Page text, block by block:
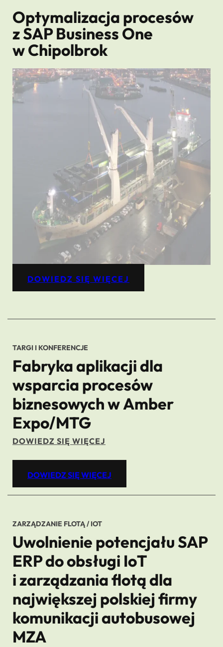
Optymalizacja procesów
z SAP Business One
w Chipolbrok
DOWIEDZ SIĘ WIĘCEJ
TARGI I KONFERENCJE
Fabryka aplikacji dla
wsparcia procesów
biznesowych w Amber
Expo/MTG
DOWIEDZ SIĘ WIĘCEJ
DOWIEDZ SIĘ WIĘCEJ
ZARZĄDZANIE FLOTĄ / IOT
Uwolnienie potencjału SAP
ERP do obsługi IoT
i zarządzania flotą dla
największej polskiej firmy
komunikacji autobusowej
MZA